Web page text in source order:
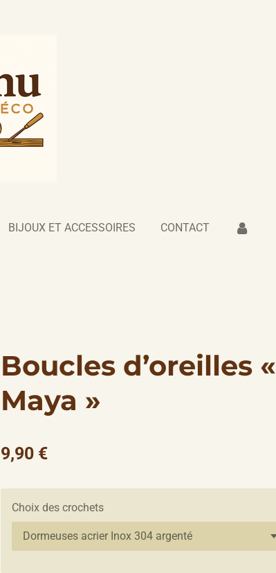
BIJOUX ET ACCESSOIRES CONTACT
Boucles d’oreilles «
Maya »
9,90 €
Choix des crochets